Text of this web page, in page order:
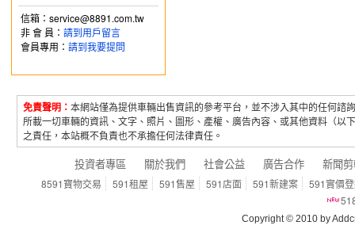
信箱：service@8891.com.tw
非 會 員： 請到用戶留言
會員專用： 請到我要提問
免責聲明： 本網站僅為提供車輛出售資訊的參考平台，並不涉入其中的任何
所載一切車輛的資訊、文字、照片、圖形、產權、廣告內容、或其他資料（
之責任，本站概不負責也不承擔任何法律責任。
投資者專區 關於我們 社會公益 廣告合作 新聞
8591寶物交易 591租屋 591售屋 591店面 591新建案
591實價
Copyright © 2010 by